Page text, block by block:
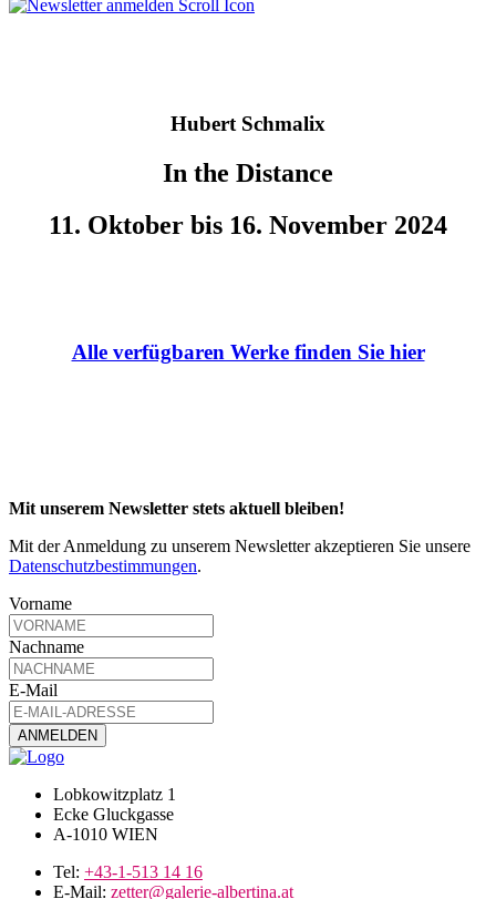
Hubert Schmalix
In the Distance
11. Oktober bis 16. November 2024
Alle verfügbaren Werke finden Sie hier
Mit unserem Newsletter stets aktuell bleiben!
Mit der Anmeldung zu unserem Newsletter akzeptieren Sie unsere
Datenschutzbestimmungen.
Vorname
Nachname
E-Mail
Lobkowitzplatz 1
Ecke Gluckgasse
A-1010 WIEN
Tel: +43-1-513 14 16
E-Mail: zetter@galerie-albertina.at